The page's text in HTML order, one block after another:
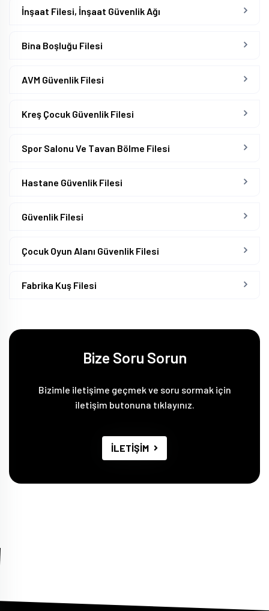
İnşaat Filesi, İnşaat Güvenlik Ağı
Bina Boşluğu Filesi
AVM Güvenlik Filesi
Kreş Çocuk Güvenlik Filesi
Spor Salonu Ve Tavan Bölme Filesi
Hastane Güvenlik Filesi
Güvenlik Filesi
Çocuk Oyun Alanı Güvenlik Filesi
Fabrika Kuş Filesi
Bize Soru Sorun
Bizimle iletişime geçmek ve soru sormak için
iletişim butonuna tıklayınız.
İLETİŞİM